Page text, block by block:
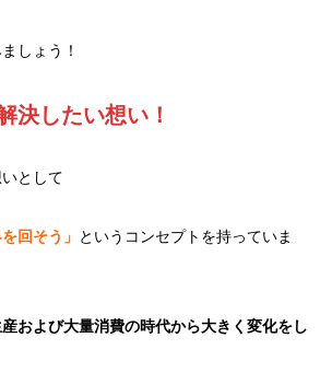
しょう！
決したい想い！
として
回そう」 というコンセプトを持っていま
および大量消費の時代から大きく変化を し